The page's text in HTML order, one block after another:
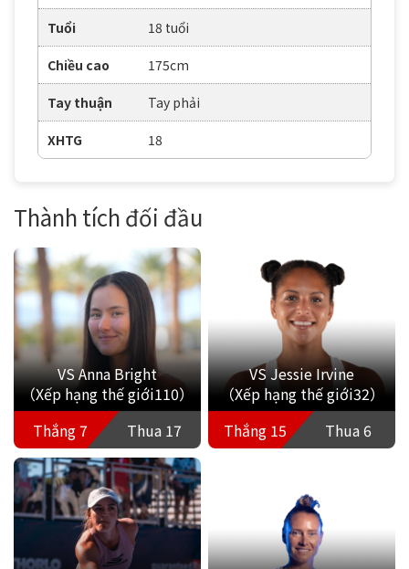
Tuổi 18 tuổi
Chiều cao 175cm
Tay thuận Tay phải
XHTG 18
Thành tích đối đầu
VS Anna Bright
（Xếp hạng thế giới110）
Thắng 7
Thua 17
VS Jessie Irvine
（Xếp hạng thế giới32）
Thắng 15
Thua 6